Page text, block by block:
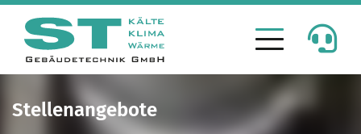
Stellenangebote